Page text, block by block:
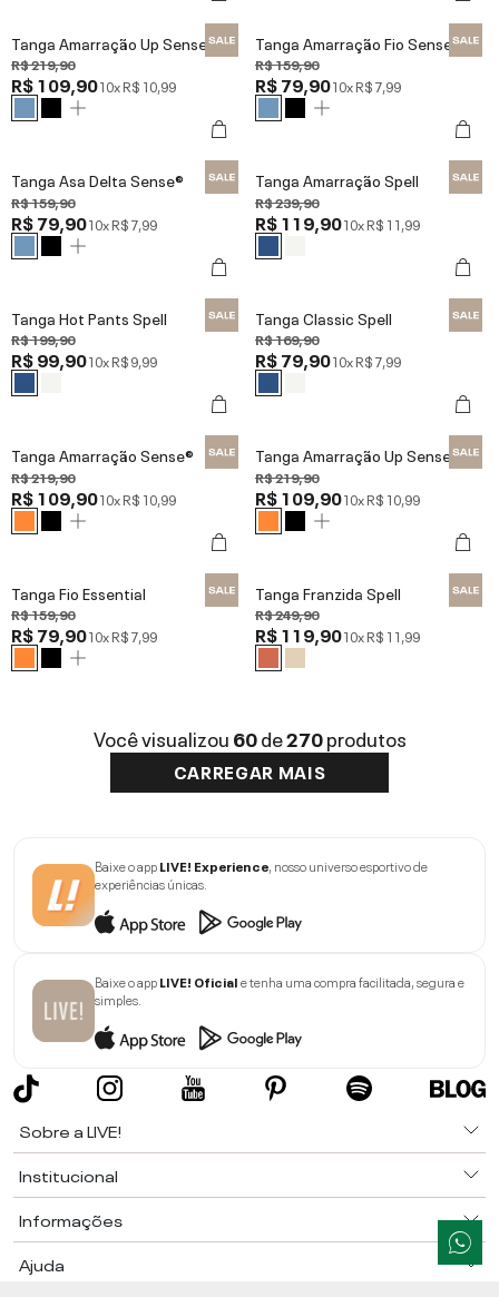
Tanga Amarração Up Sense®
R$ 219,90
R$ 109,9010xR$ 10,99
Tanga Amarração Fio Sense®
R$ 159,90
R$ 79,9010xR$ 7,99
Tanga Asa Delta Sense®
R$ 159,90
R$ 79,9010xR$ 7,99
Tanga Amarração Spell
R$ 239,90
R$ 119,9010xR$ 11,99
Tanga Hot Pants Spell
R$ 199,90
R$ 99,9010xR$ 9,99
Tanga Classic Spell
R$ 169,90
R$ 79,9010xR$ 7,99
Tanga Amarração Sense®
R$ 219,90
R$ 109,9010xR$ 10,99
Tanga Amarração Up Sense®
R$ 219,90
R$ 109,9010xR$ 10,99
Tanga Fio Essential
R$ 159,90
R$ 79,9010xR$ 7,99
Tanga Franzida Spell
R$ 249,90
R$ 119,9010xR$ 11,99
Você visualizou60de270produtos
CARREGAR MAIS
Baixe o appLIVE! Experience , nosso universo esportivo de
experiências únicas.
Baixe o appLIVE! Oficiale tenha uma compra facilitada, segura e
simples.
Sobre a LIVE!
Institucional
Informações
Ajuda